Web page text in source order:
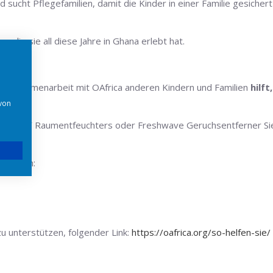
sucht Pflegefamilien, damit die Kinder in einer Familie gesichert
die sie all diese Jahre in Ghana erlebt hat.
mit OAfrica anderen Kindern und Familien hilft,
Raumentfeuchters oder Freshwave Geruchsentferner
finden:
unterstützen, folgender Link: https://oafrica.org/so-helfen-sie/